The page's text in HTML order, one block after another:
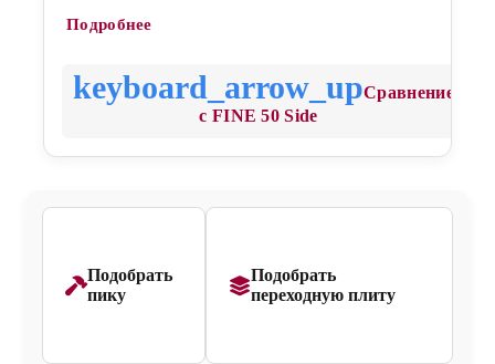
Подробнее
Сравнение
с FINE 50 Side
Подобрать
пику
Подобрать
переходную плиту